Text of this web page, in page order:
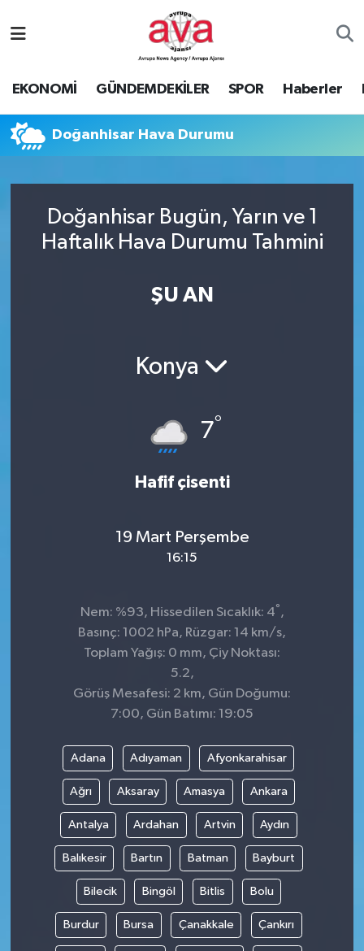
EKONOMİ GÜNDEMDEKİLER SPOR Haberler
Doğanhisar Hava Durumu
Doğanhisar Bugün, Yarın ve 1
Haftalık Hava Durumu Tahmini
ŞU AN
Konya
7°
Hafif çisenti
19 Mart Perşembe
16:15
Nem: %93, Hissedilen Sıcaklık: 4° ,
Basınç: 1002 hPa, Rüzgar: 14 km/s,
Toplam Yağış: 0 mm, Çiy Noktası:
5.2,
Görüş Mesafesi: 2 km, Gün Doğumu:
7:00, Gün Batımı: 19:05
Adana Adıyaman Afyonkarahisar
Ağrı Aksaray Amasya Ankara
Antalya Ardahan Artvin Aydın
Balıkesir Bartın Batman Bayburt
Bilecik Bingöl Bitlis Bolu
Burdur Bursa Çanakkale Çankırı
Nöbetçi Eczaneler
Namaz Vakitleri
Trafik Durumu
Süper Lig Puan Durumu ve Fikstür